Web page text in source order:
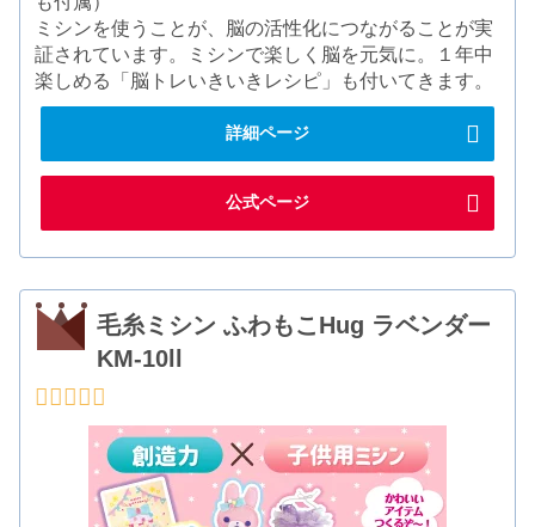
ミシンを使うことが、脳の活性化につながることが実
証されています。ミシンで楽しく脳を元気に。１年中
楽しめる「脳トレいきいきレシピ」も付いてきます。
詳細ページ
公式ページ
毛糸ミシン ふわもこHug ラベンダー
KM-10ll